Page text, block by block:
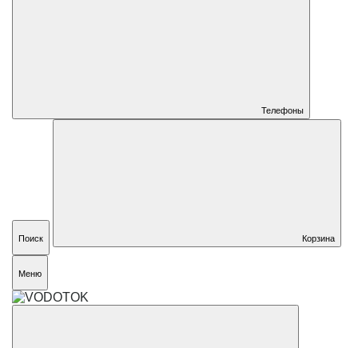
Телефоны
Поиск Корзина
Меню